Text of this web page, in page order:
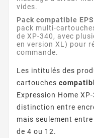
vides.
Pack compatible
pack multi-
de XP-340, avec
en version XL) pour
commande.
Les intitulés des
cartouches
Expression Home
distinction entre
mais seulement
de 4 ou 12.